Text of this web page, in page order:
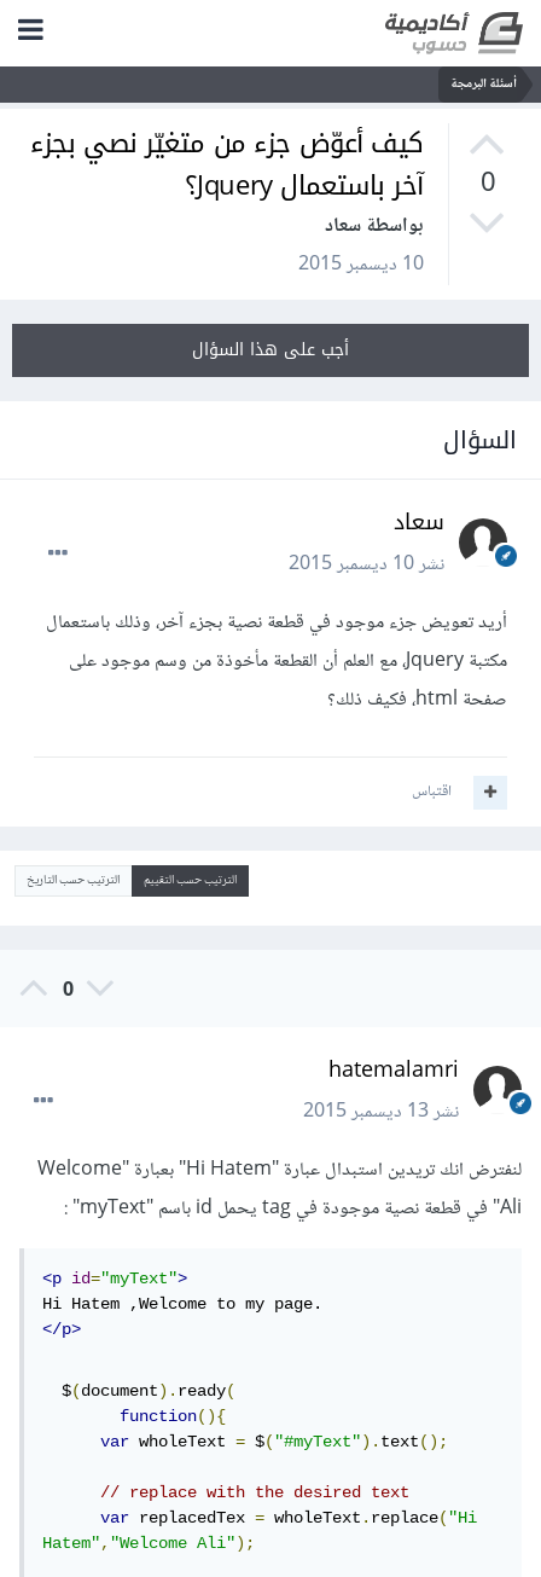
أسئلة البرمجة
0
كيف أعوّض جزء من متغيّر نصي بجزء
آخر باستعمال Jquery؟
بواسطة سعاد
10 ديسمبر 2015
أجب على هذا السؤال
السؤال
سعاد
نشر10 ديسمبر 2015
أريد تعويض جزء موجود في قطعة نصية بجزء آخر، وذلك باستعمال
مكتبة Jquery، مع العلم أن القطعة مأخوذة من وسم موجود على
صفحة html، فكيف ذلك؟
اقتباس
الترتيب حسب التقييم الترتيب حسب التاريخ
0
hatemalamri
نشر13 ديسمبر 2015
لنفترض انك تريدين استبدال عبارة "Hi Hatem" بعبارة "Welcome
Ali" في قطعة نصية موجودة في tag يحمل id باسم "myText" :
<p id="myText">
</p>
  $
(document).ready(
function(){
var wholeText = $("#myText").text();
// replace with the desired text
var replacedTex = wholeText.replace("Hi
Hatem","Welcome Ali");